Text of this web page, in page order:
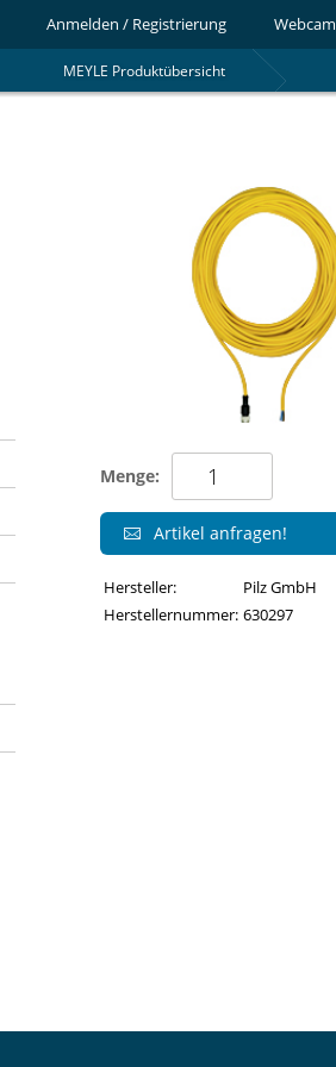
Anmelden / Registrierung Webcam
MEYLE Produktübersicht
Menge:
Artikel anfragen!
Hersteller:
Pilz GmbH
Herstellernummer: 630297